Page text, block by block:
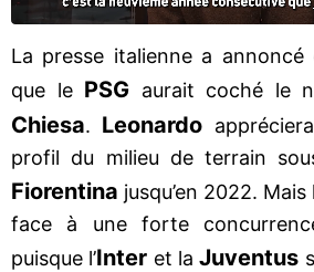
La presse italienne a annoncé
que le PSG aurait coché le
Chiesa. Leonardo
profil du milieu de terrain
Fiorentina jusqu’en 2022. Mais
face à une forte
puisque l’Inter et laJuventus